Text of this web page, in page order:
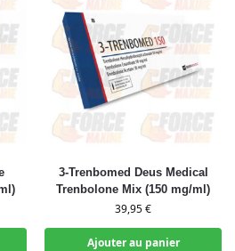
3-Trenbomed Deus Medical
Trenbolone Mix (150 mg/ml)
39,95€
Ajouter au panier